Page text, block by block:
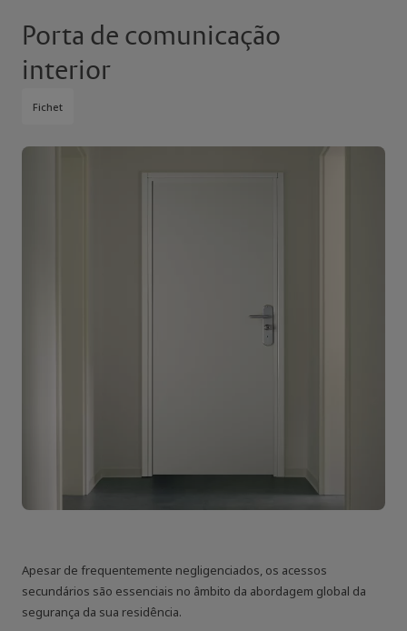
Porta de comunicação
interior
Fichet
Apesar de frequentemente negligenciados, os acessos
secundários são essenciais no âmbito da abordagem global da
segurança da sua residência.